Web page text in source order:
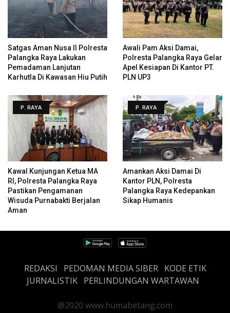
Satgas Aman Nusa II Polresta
Palangka Raya Lakukan
Pemadaman Lanjutan
Karhutla Di Kawasan Hiu Putih
Awali Pam Aksi Damai,
Polresta Palangka Raya Gelar
Apel Kesiapan Di Kantor PT.
PLN UP3
P. RAYA
Kawal Kunjungan Ketua MA
RI, Polresta Palangka Raya
Pastikan Pengamanan
Wisuda Purnabakti Berjalan
Aman
P. RAYA
Amankan Aksi Damai Di
Kantor PLN, Polresta
Palangka Raya Kedepankan
Sikap Humanis
REDAKSI PEDOMAN MEDIA SIBER
KODE ETIK
JURNALISTIK PERLINDUNGAN WARTAWAN
@2020 www.humabetang.com